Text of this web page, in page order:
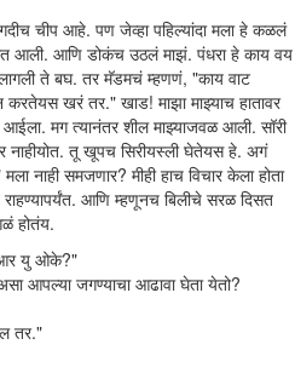
चीप आहे. पण जेव्हा पहिल्यांदा मला हे कळलं
आली. आणि डोकंच उठलं माझं. पंधरा हे काय वय
ते बघ. तर मॅडमचं म्हणणं, "काय वाट
करतेयस खरं तर." खाड! माझा माझ्याच हातावर
मग त्यानंतर शील माझ्याजवळ आली. सॉरी
नाहीयोत. तू खूपच सिरीयस्ली घेतेयस हे. अगं
नाही समजणार? मीही हाच विचार केला होता
राहण्यापर्यंत. आणि म्हणूनच बिलीचे सरळ दिसत
होतंय.
आर यु ओके?"
आपल्या जगण्याचा आढावा घेता येतो?
तर."